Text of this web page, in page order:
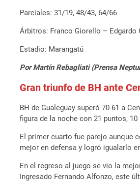
Parciales: 31/19, 48/43, 64/66
Árbitros: Franco Giorello – Edgardo
Estadio: Marangatú
Por Martín Rebagliati (Prensa
Gran triunfo de BH ante
BH de Gualeguay superó 70-61 a
figura de la noche con 21 puntos,
El primer cuarto fue parejo aunque
mejor en defensa y logró igualarlo
En el regreso al juego se vio la
Ingresado Fernando Alfonzo, este